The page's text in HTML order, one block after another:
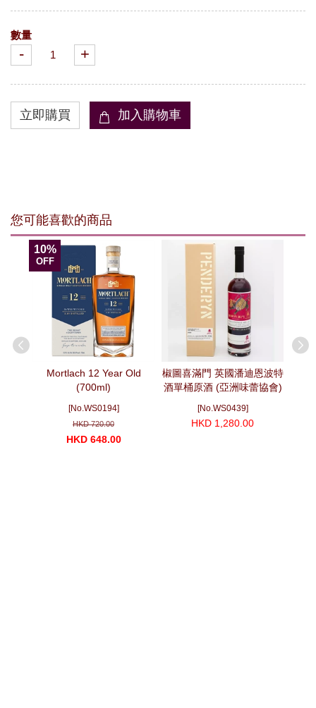
數量
- +
您可能喜歡的商品
10%
OFF
Mortlach 12 Year Old
(700ml)
[No.WS0194]
HKD 720.00
HKD 648.00
椒圖喜滿門 英國潘迪恩波特
酒單桶原酒 (亞洲味蕾協會)
[No.WS0439]
HKD 1,280.00